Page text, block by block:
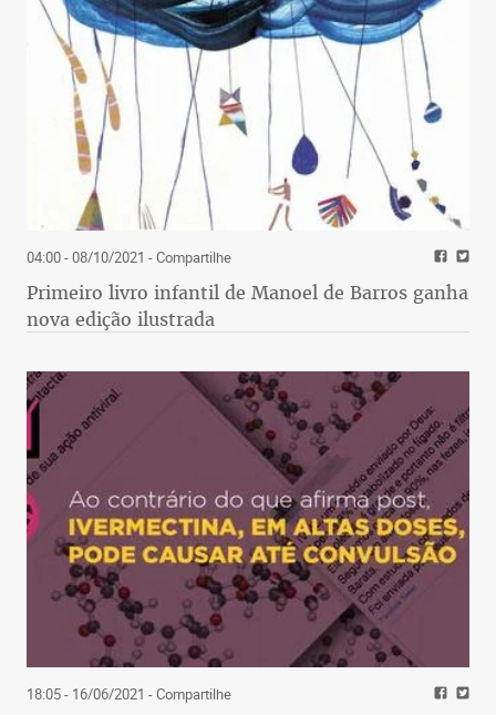
04:00 - 08/10/2021 - Compartilhe
Primeiro livro infantil de Manoel de Barros ganha
nova edição ilustrada
18:05 - 16/06/2021 - Compartilhe